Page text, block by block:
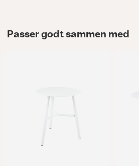
Passer godt sammen med